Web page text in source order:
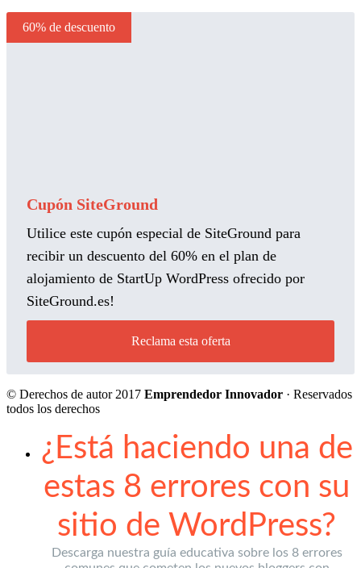
60% de descuento
Cupón SiteGround
Utilice este cupón especial de SiteGround para
recibir un descuento del 60% en el plan de
alojamiento de StartUp WordPress ofrecido por
SiteGround.es!
Reclama esta oferta
© Derechos de autor 2017 Emprendedor Innovador · Reservados
todos los derechos
¿Está haciendo una de
estas 8 errores con su
sitio de WordPress?
Descarga nuestra guía educativa sobre los 8 errores